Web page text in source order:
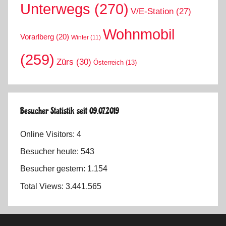
Unterwegs (270) V/E-Station (27)
Vorarlberg (20) Winter (11) Wohnmobil
(259) Zürs (30) Österreich (13)
Besucher Statistik seit 09.07.2019
Online Visitors: 4
Besucher heute: 543
Besucher gestern: 1.154
Total Views: 3.441.565